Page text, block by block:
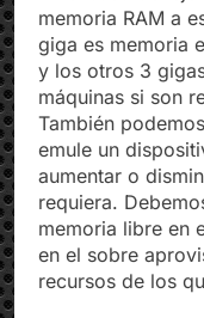
En el caso del
memoria RAM a
giga es memoria
y los otros 3
máquinas si son
También
emule un
aumentar o
requiera.
memoria libre en
en el sobre